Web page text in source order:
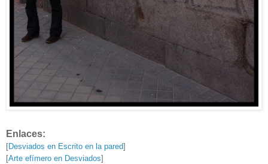
Enlaces:
[Desviados en Escrito en la pared]
[Arte efímero en Desviados]